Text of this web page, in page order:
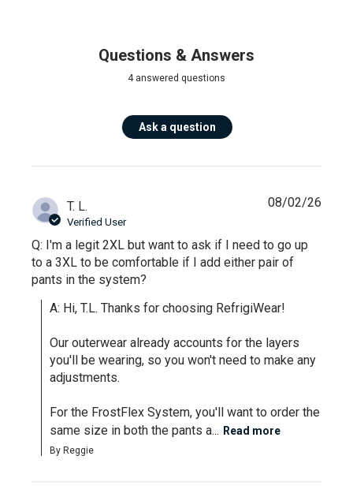
Questions & Answers
4 answered questions
Ask a question
T. L.
Verified User
Q: I'm a legit 2XL but want to ask if I need to go up
to a 3XL to be comfortable if I add either pair of
pants in the system?
A: Hi, T.L. Thanks for choosing RefrigiWear!
Our outerwear already accounts for the layers
you'll be wearing, so you won't need to make any
adjustments.
For the FrostFlex System, you'll want to order the
same size in both the pants a... Read more
By Reggie
08/02/26